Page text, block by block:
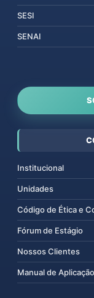
SESI
SENAI
Institucional
Unidades
Código de Ética e
Fórum de Estágio
Nossos Clientes
Manual de